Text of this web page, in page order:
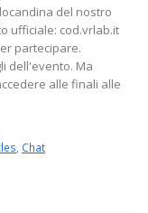
del nostro
ufficiale: cod.vrlab.it
partecipare.
dell'evento. Ma
alle finali alle
Chat